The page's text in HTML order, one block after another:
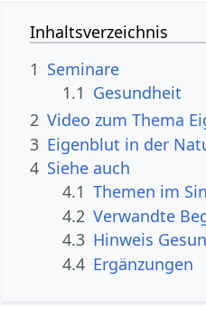
Inhaltsverzeichnis
1 Seminare
1.1 Gesundheit
2 Video zum Thema
3 Eigenblut in der
4 Siehe auch
4.1 Themen im
4.2 Verwandte
4.3 Hinweis
4.4 Ergänzungen